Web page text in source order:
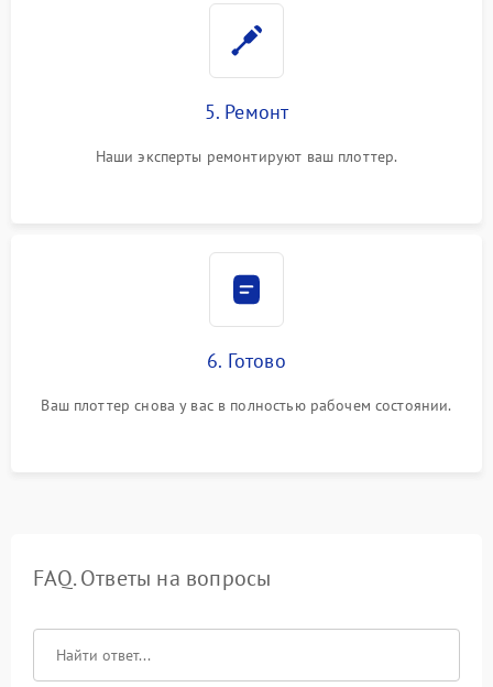
5. Ремонт
Наши эксперты ремонтируют ваш плоттер.
6. Готово
Ваш плоттер снова у вас в полностью рабочем состоянии.
FAQ. Ответы на вопросы